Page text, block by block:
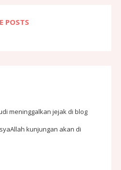
POSTS
meninggalkan jejak di blog
kunjungan akan di